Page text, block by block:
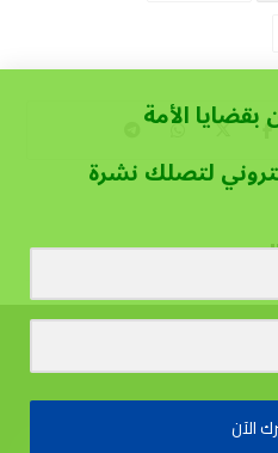
الأمة
لتصلك نشرة
الآن